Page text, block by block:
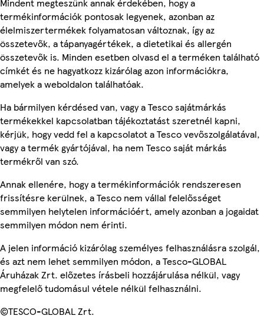
Mindent megteszünk annak érdekében, hogy a
termékinformációk pontosak legyenek, azonban az
élelmiszertermékek folyamatosan változnak, így az
összetevők, a tápanyagértékek, a dietetikai és allergén
összetevők is. Minden esetben olvasd el a terméken található
címkét és ne hagyatkozz kizárólag azon információkra,
amelyek a weboldalon találhatóak.
Ha bármilyen kérdésed van, vagy a Tesco sajátmárkás
termékekkel kapcsolatban tájékoztatást szeretnél kapni,
kérjük, hogy vedd fel a kapcsolatot a Tesco vevőszolgálatával,
vagy a termék gyártójával, ha nem Tesco saját márkás
termékről van szó.
Annak ellenére, hogy a termékinformációk rendszeresen
frissítésre kerülnek, a Tesco nem vállal felelősséget
semmilyen helytelen információért, amely azonban a jogaidat
semmilyen módon nem érinti.
A jelen információ kizárólag személyes felhasználásra szolgál,
és azt nem lehet semmilyen módon, a Tesco-GLOBAL
Áruházak Zrt. előzetes írásbeli hozzájárulása nélkül, vagy
megfelelő tudomásul vétele nélkül felhasználni.
©TESCO-GLOBAL Zrt.